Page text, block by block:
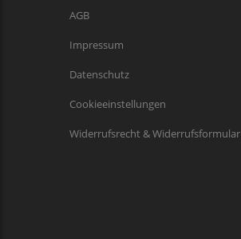
AGB
Impressum
Datenschutz
Cookieeinstellungen
Widerrufsrecht & Widerrufsformular